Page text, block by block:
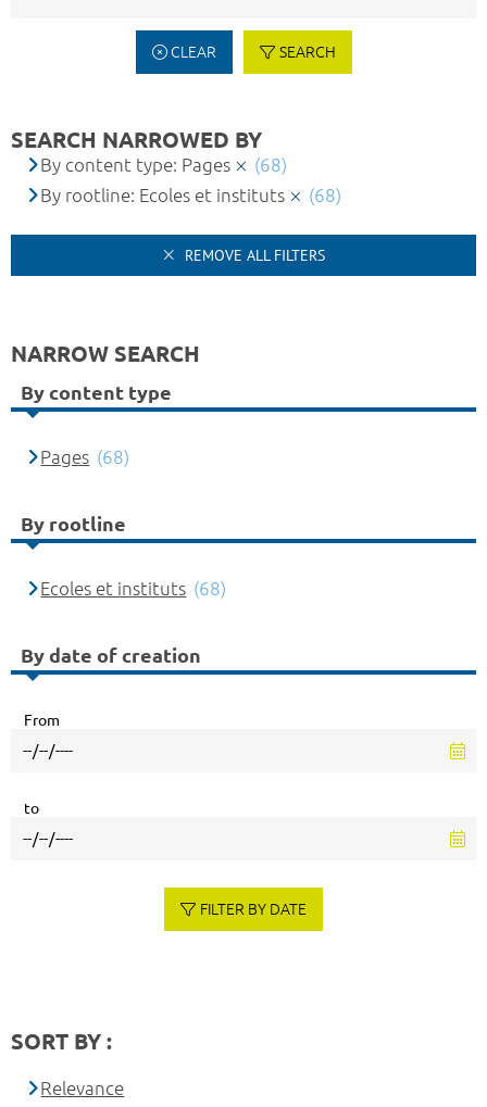
CLEAR SEARCH
SEARCH NARROWED BY
By content type: Pages
(68)
By rootline: Ecoles et instituts
(68)
REMOVE ALL FILTERS
NARROW SEARCH
By content type
Pages (68)
By rootline
Ecoles et instituts (68)
By date of creation
From
to
FILTER BY DATE
SORT BY :
Relevance